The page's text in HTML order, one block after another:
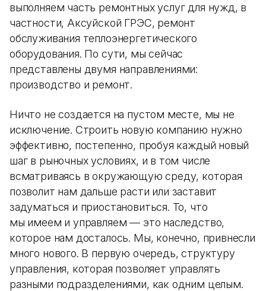
выполняем часть ремонтных услуг для нужд, в
частности, Аксуйской ГРЭС, ремонт
обслуживания теплоэнергетического
оборудования. По сути, мы сейчас
представлены двумя направлениями:
производство и ремонт.
Ничто не создается на пустом месте, мы не
исключение. Строить новую компанию нужно
эффективно, постепенно, пробуя каждый новый
шаг в рыночных условиях, и в том числе
всматриваясь в окружающую среду, которая
позволит нам дальше расти или заставит
задуматься и приостановиться. То, что
мы имеем и управляем — это наследство,
которое нам досталось. Мы, конечно, привнесли
много нового. В первую очередь, структуру
управления, которая позволяет управлять
разными подразделениями, как одним целым.